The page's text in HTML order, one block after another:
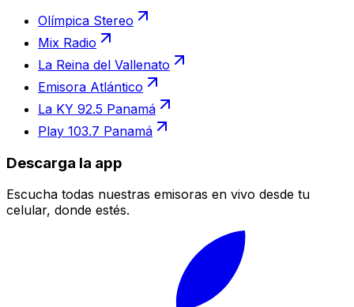
Olímpica Stereo
Mix Radio
La Reina del Vallenato
Emisora Atlántico
La KY 92.5 Panamá
Play 103.7 Panamá
Descarga la app
Escucha todas nuestras emisoras en vivo desde tu
celular, donde estés.